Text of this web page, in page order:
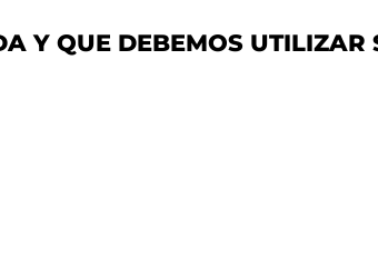
Y QUE DEBEMOS UTILIZAR